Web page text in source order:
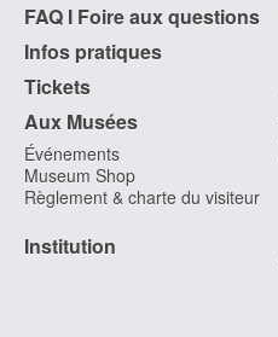
FAQ I Foire aux questions
Infos pratiques
Tickets
Aux Musées
Événements
Museum Shop
Règlement & charte du visiteur
Institution